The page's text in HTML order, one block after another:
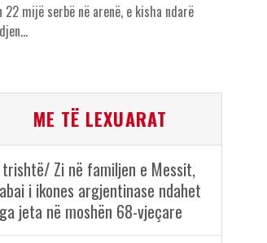
22 mijë serbë në arenë, e kisha ndarë
ME TË LEXUARAT
trishtë/ Zi në familjen e Messit,
i ikones argjentinase ndahet
jeta në moshën 68-vjeçare